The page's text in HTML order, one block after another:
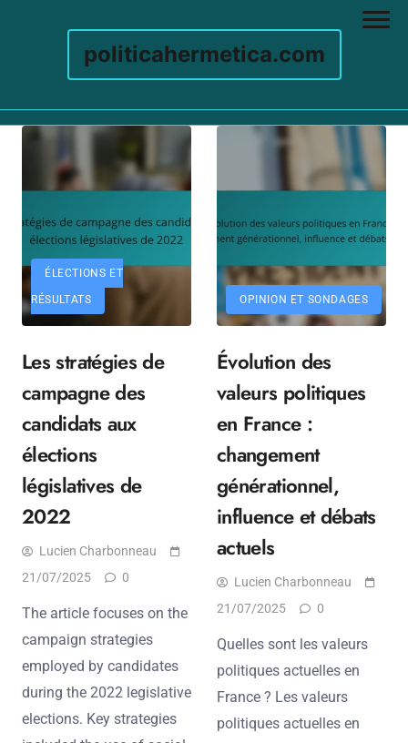
politicahermetica.com
Skip to content
ÉLECTIONS ET
RÉSULTATS
Les stratégies de
campagne des
candidats aux
élections
législatives de
2022
Lucien Charbonneau
21/07/2025
0
The article focuses on the
campaign strategies
employed by candidates
during the 2022 legislative
elections. Key strategies
OPINION ET SONDAGES
Évolution des
valeurs politiques
en France :
changement
générationnel,
influence et débats
actuels
Lucien Charbonneau
21/07/2025
0
Quelles sont les valeurs
politiques actuelles en
France ? Les valeurs
politiques actuelles en